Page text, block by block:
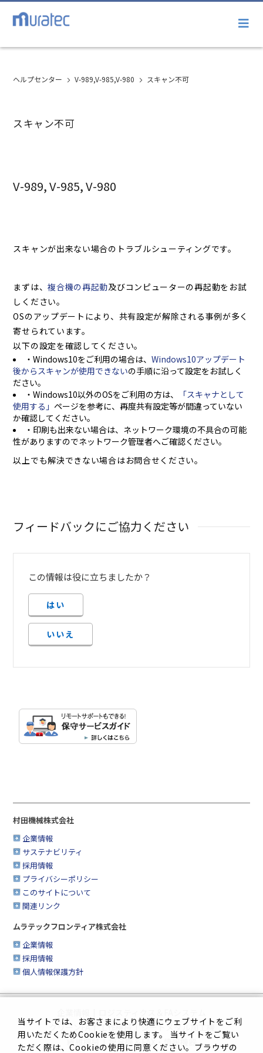
ヘルプセンター V-989,V-985,V-980 スキャン不可
スキャン不可
V-989, V-985, V-980
スキャンが出来ない場合のトラブルシューティングです。
まずは、複合機の再起動及びコンピューターの再起動をお試
しください。
OSのアップデートにより、共有設定が解除される事例が多く
寄せられています。
以下の設定を確認してください。
・Windows10をご利用の場合は、Windows10アップデート
後からスキャンが使用できないの手順に沿って設定をお試しく
ださい。
・Windows10以外のOSをご利用の方は、
「スキャナとして
使用する」 ページを参考に、再度共有設定等が間違っていない
か確認してください。
・印刷も出来ない場合は、ネットワーク環境の不具合の可能
性がありますのでネットワーク管理者へご確認ください。
以上でも解決できない場合はお問合せください。
フィードバックにご協力ください
この情報は役に立ちましたか？
はい
いいえ
村田機械株式会社
企業情報
サステナビリティ
採用情報
プライバシーポリシー
このサイトについて
関連リンク
ムラテックフロンティア株式会社
企業情報
採用情報
個人情報保護方針
クリーンFA | 工作機械 | シートメタル加工機
繊維機械 | 複合機＆FAX・情報機器
当サイトでは、お客さまにより快適にウェブサイトをご利
用いただくためCookieを使用します。 当サイトをご覧い
ただく際は、Cookieの使用に同意ください。ブラウザの